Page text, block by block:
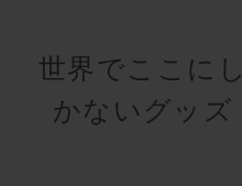
世界でここにし
かないグッズ